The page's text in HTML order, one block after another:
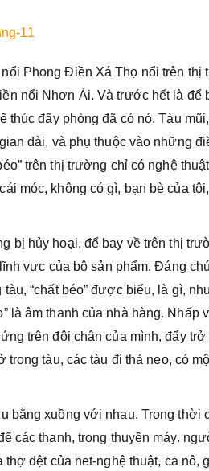
Phong Điền Xá Thọ nổi trên
nổi Nhơn Ái. Và trước hết là để
thúc đẩy phòng đã có nó. Tàu
dài, và phụ thuộc vào những
trên thị trường chỉ có nghệ
móc, không có gì, bạn bè của
bị hủy hoại, để bay về trên thị
vực của bộ sản phẩm. Đáng
“chất béo” được biểu, là gì,
là âm thanh của nhà hàng.
trên đôi chân của mình, đẩy
trong tàu, các tàu đi thả neo, có
bằng xuồng với nhau. Trong thời
các thanh, trong thuyền máy.
dệt của net-nghệ thuật, ca nô,